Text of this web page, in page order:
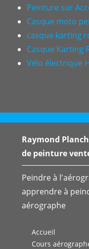
Peinture sur
Casque moto
casque karting
Casque Karting
Vélo électrique
Raymond
de peinture
Peindre à
apprendre à
aérographe
Accueil
Cours